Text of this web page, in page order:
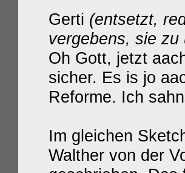
Gerti (entsetzt,
vergebens, sie zu
Oh Gott, jetzt
sicher. Es is jo
Reforme. Ich
Im gleichen
Walther von der